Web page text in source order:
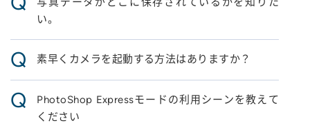
い。
Q 素早くカメラを起動する方法はありますか？
Q
PhotoShop Expressモードの利用シーンを教えて
ください